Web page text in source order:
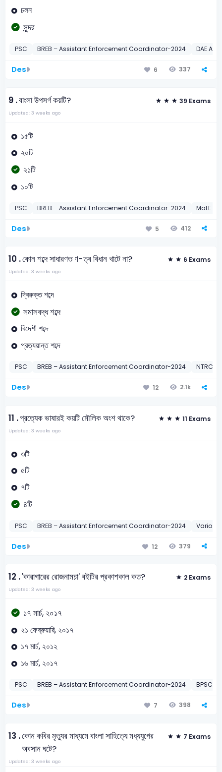
চলন
সুন্দর
PSC BREB – Assistant Enforcement Coordinator-2024 DAE
Des 6 337
9 .বাংলা উপসর্গ কয়টি? 39 Exams
Updated: 3 weeks ago
১৫টি
২০টি
২১টি
১০টি
PSC BREB – Assistant Enforcement Coordinator-2024 MoLE
Des 5 412
10 .কোন শব্দে সাধারণত ণ-ত্ব বিধান খাটে না? 6 Exams
Updated: 3 weeks ago
দ্বিরুক্ত শব্দে
সমাসবদ্ধ শব্দে
বিদেশী শব্দে
প্রত্যয়ান্ত শব্দে
PSC BREB – Assistant Enforcement Coordinator-2024 NTRCA
Des 12 2.1k
11 .প্রত্যেক ভাষারই কয়টি মৌলিক অংশ থাকে? 11 Exams
Updated: 3 weeks ago
৩টি
৫টি
৭টি
৪টি
PSC BREB – Assistant Enforcement Coordinator-2024 Various
Des 12 379
12 .'কারাগারের রোজনামচা' বইটির প্রকাশকাল কত? 2 Exams
Updated: 3 weeks ago
১৭ মার্চ, ২০১৭
২১ ফেব্রুয়ারি, ২০১৭
১৭ মার্চ, ২০১২
১৬ মার্চ, ২০১৭
PSC BREB – Assistant Enforcement Coordinator-2024 BPSC –
Des 7 398
13 .কোন কবির মৃত্যুর মাধ্যমে বাংলা সাহিত্যে মধ্যযুগের
অবসান ঘটে?
7 Exams
Updated: 3 weeks ago